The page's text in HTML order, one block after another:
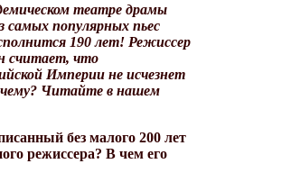
театре драмы
самых популярных пьес
190 лет! Режиссер
считает, что
Империи не исчезнет
Читайте в нашем
без малого 200 лет
режиссера? В чем его